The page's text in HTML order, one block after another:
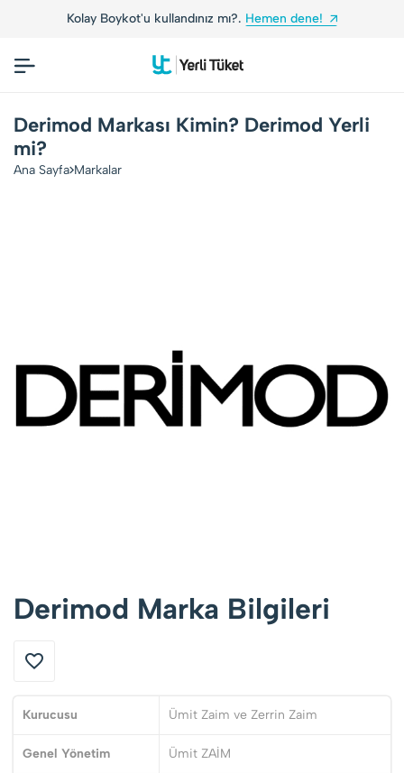
Kolay Boykot'u kullandınız mı?. Hemen dene!
Derimod Markası Kimin? Derimod Yerli
mi?
Ana Sayfa Markalar
Derimod Marka Bilgileri
Kurucusu Ümit Zaim ve Zerrin Zaim
Genel Yönetim Ümit ZAİM